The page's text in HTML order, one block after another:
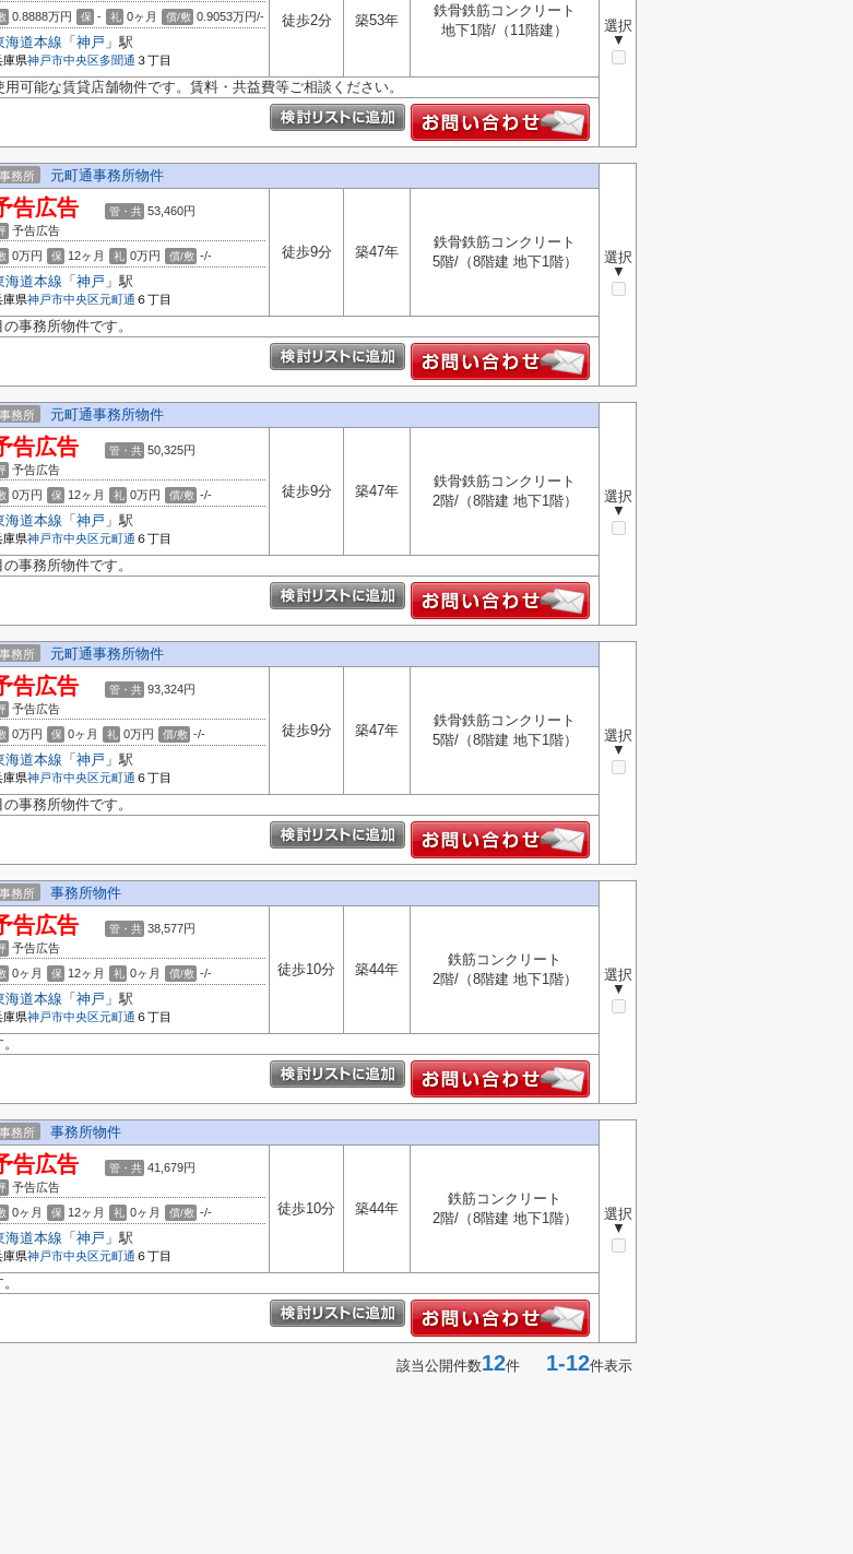
選択
▼
0.8888万円 保 - 礼 0ヶ月 償/敷 0.9053万円/-
海道本線 「 神戸 」駅
庫県神戸市中央区多聞通 ３丁目
徒歩2分 築53年
鉄骨鉄筋コンクリート
地下1階/（11階建）
可能な賃貸店舗物件です。賃料・共益費等ご相談ください。
事務所 元町通事務所物件
選択
▼
告広告 管・共 53,460円
予告広告
0万円 保 12ヶ月 礼 0万円 償/敷 -/-
海道本線 「 神戸 」駅
庫県神戸市中央区元町通 ６丁目
徒歩9分 築47年
鉄骨鉄筋コンクリート
5階/（8階建 地下1階）
事務所物件です。
事務所 元町通事務所物件
選択
▼
告広告 管・共 50,325円
予告広告
0万円 保 12ヶ月 礼 0万円 償/敷 -/-
海道本線 「 神戸 」駅
庫県神戸市中央区元町通 ６丁目
徒歩9分 築47年
鉄骨鉄筋コンクリート
2階/（8階建 地下1階）
事務所物件です。
事務所 元町通事務所物件
選択
▼
告広告 管・共 93,324円
予告広告
0万円 保 0ヶ月 礼 0万円 償/敷 -/-
海道本線 「 神戸 」駅
庫県神戸市中央区元町通 ６丁目
徒歩9分 築47年
鉄骨鉄筋コンクリート
5階/（8階建 地下1階）
事務所物件です。
事務所 事務所物件
選択
▼
告広告 管・共 38,577円
予告広告
0ヶ月 保 12ヶ月 礼 0ヶ月 償/敷 -/-
海道本線 「 神戸 」駅
庫県神戸市中央区元町通 ６丁目
徒歩10分 築44年
鉄筋コンクリート
2階/（8階建 地下1階）
事務所 事務所物件
選択
▼
告広告 管・共 41,679円
予告広告
0ヶ月 保 12ヶ月 礼 0ヶ月 償/敷 -/-
海道本線 「 神戸 」駅
庫県神戸市中央区元町通 ６丁目
徒歩10分 築44年
鉄筋コンクリート
2階/（8階建 地下1階）
該当公開件数12件 1-12件表示